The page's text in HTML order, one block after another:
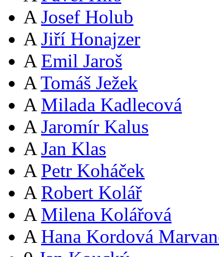
A Josef Holub
A Jiří Honajzer
A Emil Jaroš
A Tomáš Ježek
A Milada Kadlecová
A Jaromír Kalus
A Jan Klas
A Petr Koháček
A Robert Kolář
A Milena Kolářová
A Hana Kordová